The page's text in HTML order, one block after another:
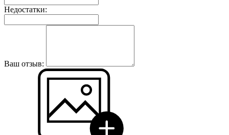
Недостатки:
Ваш отзыв: